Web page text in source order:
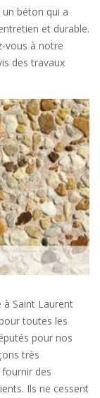
béton qui a
et durable.
vous à notre
des travaux
Saint Laurent
toutes les
pour nos
très
des
Ils ne cessent